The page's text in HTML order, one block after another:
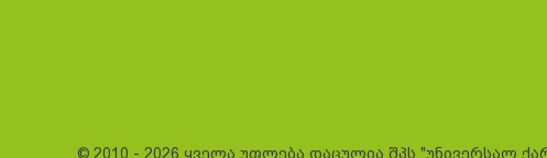
© 2010 - 2026 ყველა უფლება დაცულია შპს "უნივერსალ